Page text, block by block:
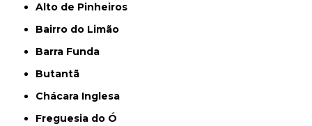
Alto de Pinheiros
Bairro do Limão
Barra Funda
Butantã
Chácara Inglesa
Freguesia do Ó